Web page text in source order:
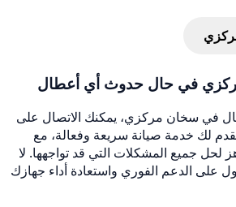
في حال حدوث أي أعطال
في سخان مركزي، يمكنك الاتصال على
لك خدمة صيانة سريعة وفعالة، مع
جميع المشكلات التي قد تواجهها. لا
على الدعم الفوري واستعادة أداء جهازك